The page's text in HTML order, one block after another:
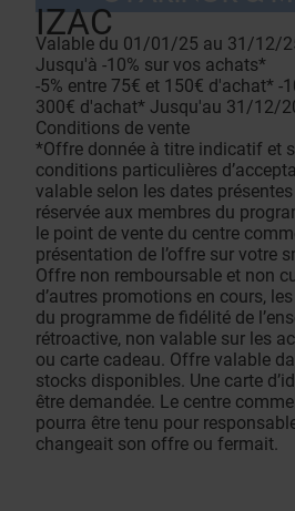
IZAC
Valable du 01/01/25 au 31/12/
Jusqu'à -10% sur vos achats*
-5% entre 75€ et 150€ d'achat* -
300€ d'achat* Jusqu'au 31/12/
Conditions de vente
*Offre donnée à titre indicatif et
conditions particulières
valable selon les dates
réservée aux membres du
le point de vente du centre
présentation de l’offre sur votre
Offre non remboursable et non
d’autres promotions en cours,
du programme de fidélité de
rétroactive, non valable sur les
ou carte cadeau. Offre valable
stocks disponibles. Une carte
être demandée. Le centre
pourra être tenu pour
changeait son offre ou fermait.